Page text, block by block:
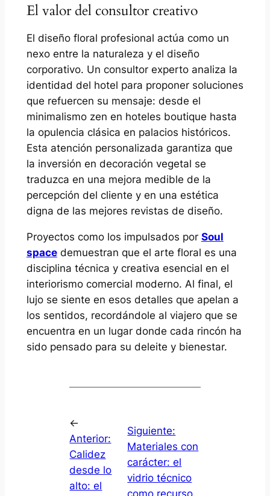
El valor del consultor creativo
El diseño floral profesional actúa como un
nexo entre la naturaleza y el diseño
corporativo. Un consultor experto analiza la
identidad del hotel para proponer soluciones
que refuercen su mensaje: desde el
minimalismo zen en hoteles boutique hasta
la opulencia clásica en palacios históricos.
Esta atención personalizada garantiza que
la inversión en decoración vegetal se
traduzca en una mejora medible de la
percepción del cliente y en una estética
digna de las mejores revistas de diseño.
Proyectos como los impulsados por Soul
spacedemuestran que el arte floral es una
disciplina técnica y creativa esencial en el
interiorismo comercial moderno. Al final, el
lujo se siente en esos detalles que apelan a
los sentidos, recordándole al viajero que se
encuentra en un lugar donde cada rincón ha
sido pensado para su deleite y bienestar.
←
Anterior:
Calidez
desde lo
alto: el
Siguiente:
Materiales con
carácter: el
vidrio técnico
como recurso